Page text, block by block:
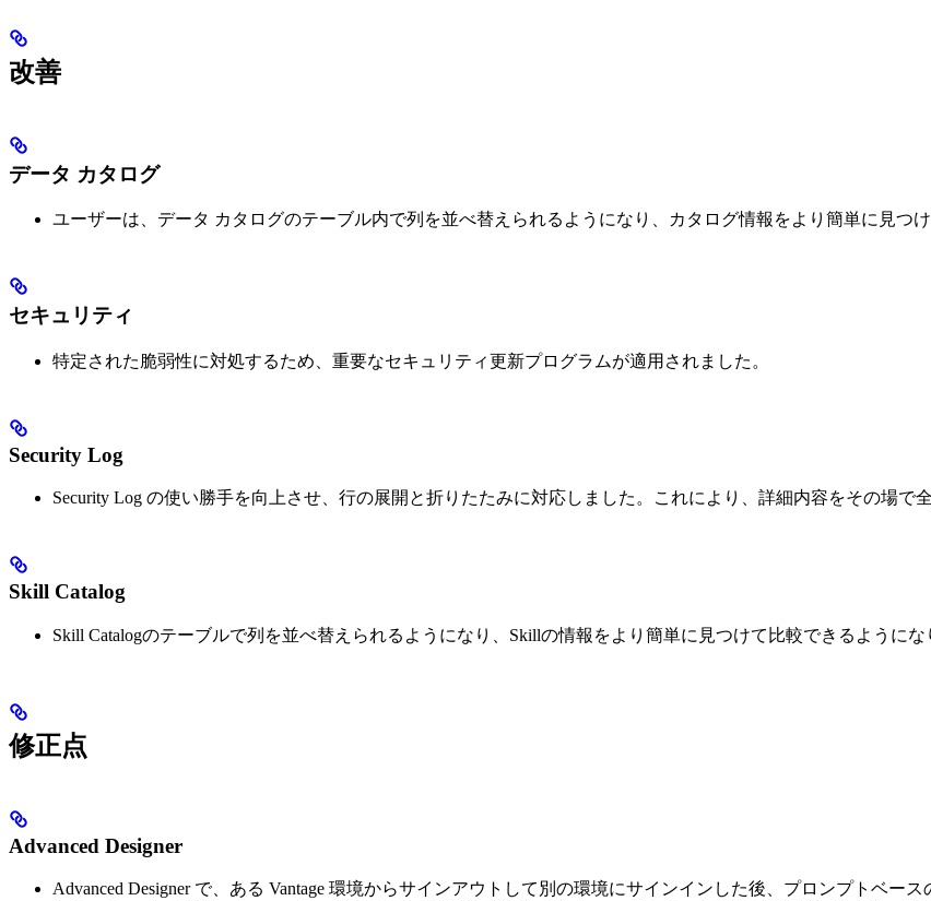
改善
データ カタログ
ユーザーは、データ カタログのテーブル内で列を並べ替えられるようになり、カタログ情報をより簡単に見つ
セキュリティ
特定された脆弱性に対処するため、重要なセキュリティ更新プログラムが適用されました。
Security Log
Security Log の使い勝手を向上させ、行の展開と折りたたみに対応しました。これにより、詳細内容をその場で
Skill Catalog
Skill Catalogのテーブルで列を並べ替えられるようになり、Skillの情報をより簡単に見つけて比較できるようにな
修正点
Advanced Designer
Advanced Designer で、ある Vantage 環境からサインアウトして別の環境にサインインした後、プロンプトベー